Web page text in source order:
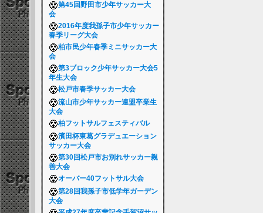
第45回野田市少年サッカー大
会
2016年度我孫子市少年サッカー
春季リーグ大会
柏市民少年春季ミニサッカー大
会
第3ブロック少年サッカー大会5
年生大会
松戸市春季サッカー大会
流山市少年サッカー連盟卒業生
大会
柏フットサルフェスティバル
濱田杯東葛グラデュエーション
サッカー大会
第30回松戸市お別れサッカー親
善大会
オーバー40フットサル大会
第28回我孫子市低学年ガーデン
大会